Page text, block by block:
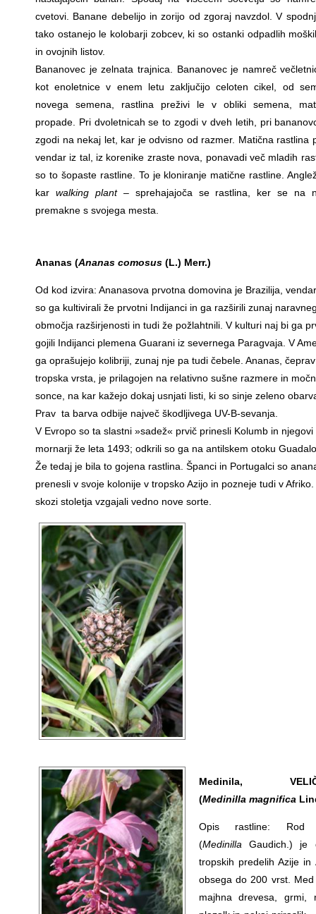
cvetovi. Banane debelijo in zorijo od zgoraj navzdol. V
tako ostanejo le kolobarji zobcev, ki so ostanki odpadlih
in ovojnih listov.
Bananovec je zelnata trajnica. Bananovec je namreč
kot enoletnice v enem letu zaključijo celoten cikel, od
novega semena, rastlina preživi le v obliki semena,
propade. Pri dvoletnicah se to zgodi v dveh letih, pri
zgodi na nekaj let, kar je odvisno od razmer. Matična rastlina
vendar iz tal, iz korenike zraste nova, ponavadi več mladih
so to šopaste rastline. To je kloniranje matične rastline.
kar walking plant– sprehajajoča se rastlina, ker se na
premakne s svojega mesta.
Ananas (Ananas comosus (L.) Merr.)
Od kod izvira: Ananasova prvotna domovina je Brazilija,
so ga kultivirali že prvotni Indijanci in ga razširili zunaj
območja razširjenosti in tudi že požlahtnili. V kulturi naj bi ga
gojili Indijanci plemena Guarani iz severnega Paragvaja. V
ga oprašujejo kolibriji, zunaj nje pa tudi čebele. Ananas,
tropska vrsta, je prilagojen na relativno sušne razmere in
sonce, na kar kažejo dokaj usnjati listi, ki so sinje zeleno
Prav ta barva odbije največ škodljivega UV-B-sevanja.
V Evropo so ta slastni »sadež« prvič prinesli Kolumb in njegovi
mornarji že leta 1493; odkrili so ga na antilskem otoku
Že tedaj je bila to gojena rastlina. Španci in Portugalci so
prenesli v svoje kolonije v tropsko Azijo in pozneje tudi v Afriko.
skozi stoletja vzgajali vedno nove sorte.
Medinila,
(Medinilla magnifica
Opis rastline: Rod
(MedinillaGaudich.) je
tropskih predelih Azije in
obsega do 200 vrst.
majhna drevesa, grmi,